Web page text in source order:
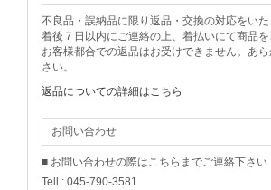
不良品・誤納品に限り返品・交換の対応をい
着後７日以内にご連絡の上、着払いにて商品を
お客様都合での返品はお受けできません。あ
さい。
返品についての詳細はこちら
お問い合わせ
■ お問い合わせの際はこちらまでご連絡下さい
Tell : 045-790-3581